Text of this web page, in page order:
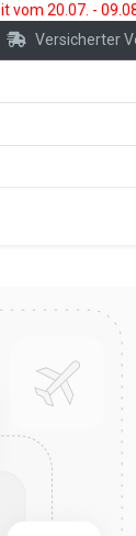
20.07. -
Versicherter